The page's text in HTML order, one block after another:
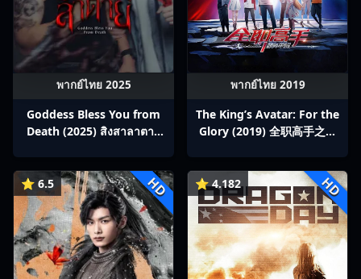
พากย์ไทย 2025
Goddess Bless You from
Death (2025) สิงสาลาตาย
พากย์ไทย 2019
The King’s Avatar: For the
Glory (2019) 全职高手之巅
⭐ 6.5 HD ⭐ 4.182 HD